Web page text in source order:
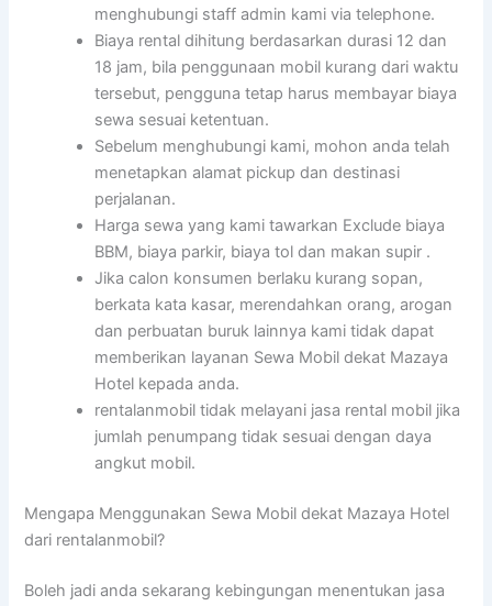
menghubungi staff admin kami via telephone.
Biaya rental dihitung berdasarkan durasi 12 dan
18 jam, bila penggunaan mobil kurang dari waktu
tersebut, pengguna tetap harus membayar biaya
sewa sesuai ketentuan.
Sebelum menghubungi kami, mohon anda telah
menetapkan alamat pickup dan destinasi
perjalanan.
Harga sewa yang kami tawarkan Exclude biaya
BBM, biaya parkir, biaya tol dan makan supir .
Jika calon konsumen berlaku kurang sopan,
berkata kata kasar, merendahkan orang, arogan
dan perbuatan buruk lainnya kami tidak dapat
memberikan layanan Sewa Mobil dekat Mazaya
Hotel kepada anda.
rentalanmobil tidak melayani jasa rental mobil jika
jumlah penumpang tidak sesuai dengan daya
angkut mobil.
Mengapa Menggunakan Sewa Mobil dekat Mazaya Hotel
dari rentalanmobil?
Boleh jadi anda sekarang kebingungan menentukan jasa